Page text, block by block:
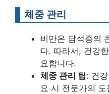
체중 관리
비만은 담석증의
다. 따라서, 건강
요합니다.
체중 관리 팁: 건
요 시 전문가의